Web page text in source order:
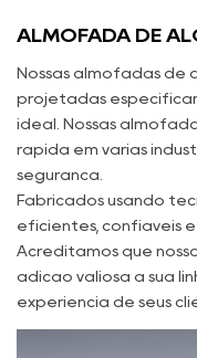
ALMOFADA DE
Nossas almofadas de
projetadas
ideal. Nossas
rápida em várias
segurança.
Fabricados usando
eficientes, confiáveis
Acreditamos que
adição valiosa à sua
experiência de seus